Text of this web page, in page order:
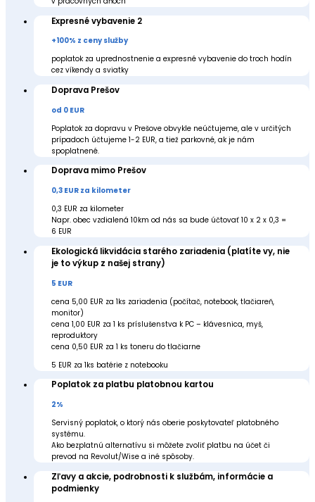
Expresné vybavenie 2
+100% z ceny služby
poplatok za uprednostnenie a expresné vybavenie do troch hodín
cez víkendy a sviatky
Doprava Prešov
od 0 EUR
Poplatok za dopravu v Prešove obvykle neúčtujeme, ale v určitých
prípadoch účtujeme 1-2 EUR, a tiež parkovné, ak je nám
spoplatnené.
Doprava mimo Prešov
0,3 EUR za kilometer
0,3 EUR za kilometer
Napr. obec vzdialená 10km od nás sa bude účtovať 10 x 2 x 0,3 =
6 EUR
Ekologická likvidácia starého zariadenia (platíte vy, nie
je to výkup z našej strany)
5 EUR
cena 5,00 EUR za 1ks zariadenia (počítač, notebook, tlačiareň,
monitor)
cena 1,00 EUR za 1 ks príslušenstva k PC – klávesnica, myš,
reproduktory
cena 0,50 EUR za 1 ks toneru do tlačiarne
5 EUR za 1ks batérie z notebooku
Poplatok za platbu platobnou kartou
2%
Servisný poplatok, o ktorý nás oberie poskytovateľ platobného
systému.
Ako bezplatnú alternatívu si môžete zvoliť platbu na účet či
prevod na Revolut/Wise a iné spôsoby.
Zľavy a akcie, podrobnosti k službám, informácie a
podmienky